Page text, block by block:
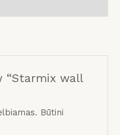
“Starmix wall
Būtini